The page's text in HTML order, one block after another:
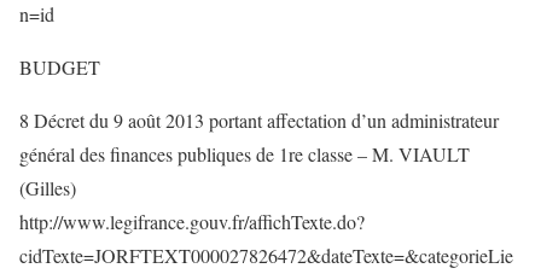
n=id
BUDGET
8 Décret du 9 août 2013 portant affectation d’un administrateur
général des finances publiques de 1re classe – M. VIAULT
(Gilles)
http://www.legifrance.gouv.fr/affichTexte.do?
cidTexte=JORFTEXT000027826472&dateTexte=&categorieLie